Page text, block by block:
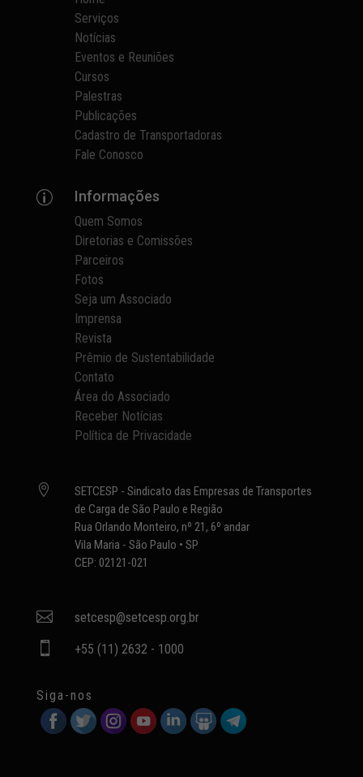
Serviços
Notícias
Eventos e Reuniões
Cursos
Palestras
Publicações
Cadastro de Transportadoras
Fale Conosco
p Informações
Quem Somos
Diretorias e Comissões
Parceiros
Fotos
Seja um Associado
Imprensa
Revista
Prêmio de Sustentabilidade
Contato
Área do Associado
Receber Notícias
Política de Privacidade

SETCESP - Sindicato das Empresas de Transportes
de Carga de São Paulo e Região
Rua Orlando Monteiro, nº 21, 6º andar
Vila Maria - São Paulo • SP
CEP: 02121-021
 setcesp@setcesp.org.br
 +55 (11) 2632 - 1000
Siga-nos